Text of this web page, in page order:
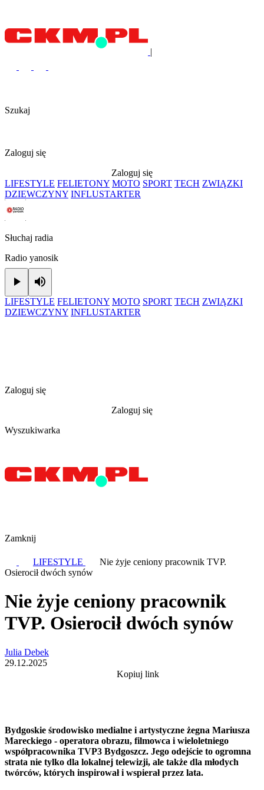
|
Szukaj
Zaloguj się
Zaloguj się
LIFESTYLE FELIETONY MOTO SPORT TECH ZWIĄZKI
DZIEWCZYNY INFLUSTARTER
Słuchaj radia
Radio yanosik
Play
LIFESTYLE FELIETONY MOTO SPORT TECH ZWIĄZKI
DZIEWCZYNY INFLUSTARTER
Zaloguj się
Zaloguj się
Wyszukiwarka
Zamknij
LIFESTYLE
Nie żyje ceniony pracownik TVP.
Osierocił dwóch synów
Nie żyje ceniony pracownik
TVP. Osierocił dwóch synów
Julia Debek
29.12.2025
Kopiuj link
Bydgoskie środowisko medialne i artystyczne żegna Mariusza
Mareckiego - operatora obrazu, filmowca i wieloletniego
współpracownika TVP3 Bydgoszcz. Jego odejście to ogromna
strata nie tylko dla lokalnej telewizji, ale także dla młodych
twórców, których inspirował i wspierał przez lata.